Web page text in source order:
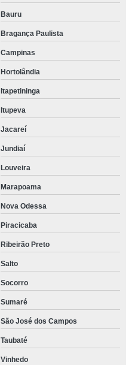
Bauru
Bragança Paulista
Campinas
Hortolândia
Itapetininga
Itupeva
Jacareí
Jundiaí
Louveira
Marapoama
Nova Odessa
Piracicaba
Ribeirão Preto
Salto
Socorro
Sumaré
São José dos Campos
Taubaté
Vinhedo